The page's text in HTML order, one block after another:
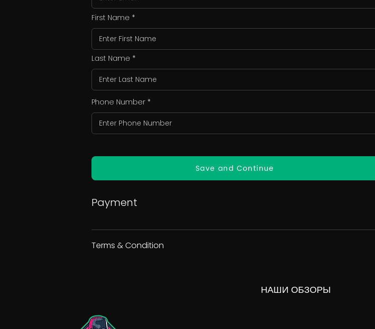
First Name
Last Name
Phone Number
Save and Continue
Payment
Terms & Condition
НАШИ ОБЗОРЫ